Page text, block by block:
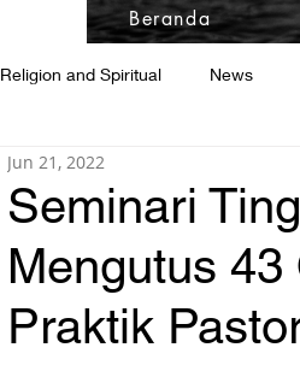
Beranda
Religion and Spiritual News
Seminari
Mengutus 43
Praktik
Jun 21, 2022